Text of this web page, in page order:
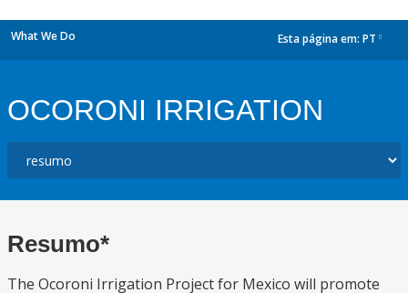
What We Do Esta página em: PT
OCORONI IRRIGATION
Resumo*
The Ocoroni Irrigation Project for Mexico will promote